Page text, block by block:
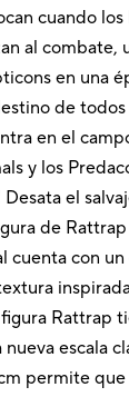
cuando
al combate,
en una
de
en el
y los
el
de
cuenta con
Rattrap
escala
permite que